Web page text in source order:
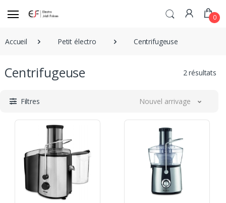
0
Accueil Petit électro Centrifugeuse
Centrifugeuse 2 résultats
Filtres Nouvel arrivage